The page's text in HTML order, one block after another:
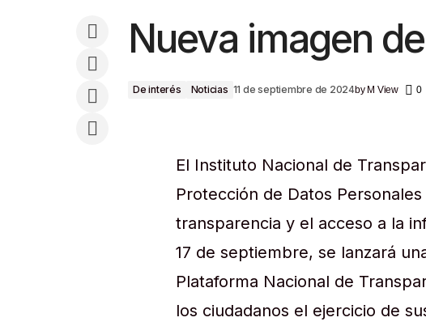
Nueva imagen
De interés Noticias 11 de septiembre de 2024by M View 0
El Instituto Nacional de
Protección de Datos
transparencia y el acceso a la
17 de septiembre, se lanzará
Plataforma Nacional de
los ciudadanos el ejercicio de